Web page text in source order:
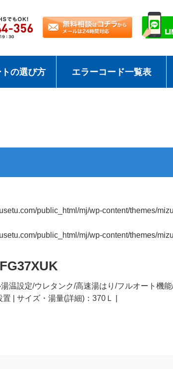
の選び方 エラーコード一覧表
public_html/mj/wp-content/themes/
public_html/mj/wp-content/themes/
温設定/ウレタンク/高速湯はり/フルオート機
| サイズ・湯量(詳細)：370Ｌ |